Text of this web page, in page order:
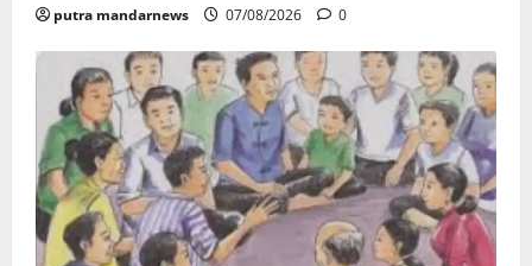
putra mandarnews 07/08/2026 0